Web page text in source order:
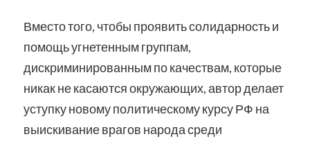
Вместо того, чтобы проявить солидарность и
помощь угнетенным группам,
дискриминированным по качествам, которые
никак не касаются окружающих, автор делает
уступку новому политическому курсу РФ на
выискивание врагов народа среди